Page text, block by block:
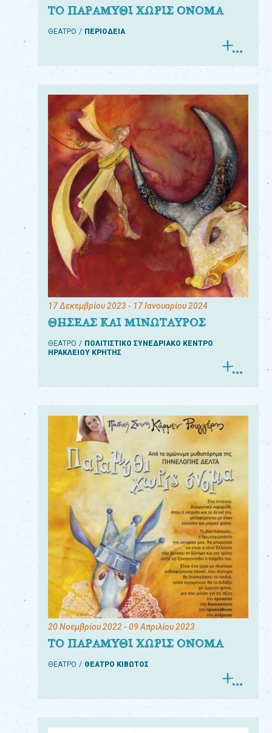
ΤΟ ΠΑΡΑΜΥΘΙ ΧΩΡΙΣ ΟΝΟΜΑ
ΘΕΑΤΡΟ ΠΕΡΙΟΔΕΙΑ
17 Δεκεμβρίου 2023- 17 Ιανουαρίου 2024
ΘΗΣΕΑΣ ΚΑΙ ΜΙΝΩΤΑΥΡΟΣ
ΘΕΑΤΡΟ
ΠΟΛΙΤΙΣΤΙΚΟ ΣΥΝΕΔΡΙΑΚΟ ΚΕΝΤΡΟ
ΗΡΑΚΛΕΙΟΥ ΚΡΗΤΗΣ
20 Νοεμβρίου 2022- 09 Απριλίου 2023
ΤΟ ΠΑΡΑΜΥΘΙ ΧΩΡΙΣ ΟΝΟΜΑ
ΘΕΑΤΡΟ ΘΕΑΤΡΟ ΚΙΒΩΤΟΣ